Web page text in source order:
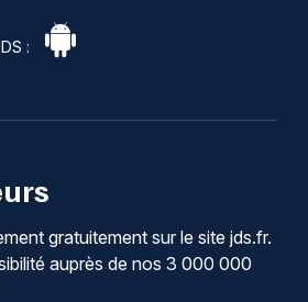
:
gratuitement sur le site jds.fr.
auprès de nos 3 000 000